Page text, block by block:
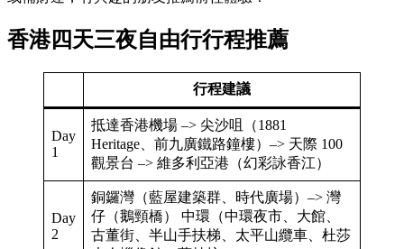
香港四天三夜自由行行程推薦
行程建議
Day
1
抵達香港機場 –> 尖沙咀（1881
Heritage、前九廣鐵路鐘樓）–> 天際 100
觀景台 –> 維多利亞港（幻彩詠香江）
Day
2
銅鑼灣（藍屋建築群、時代廣場）–> 灣
仔（鵝頸橋） 中環（中環夜市、大館、
古董街、半山手扶梯、太平山纜車、杜莎